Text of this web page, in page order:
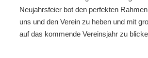
Neujahrsfeier bot den perfekten
uns und den Verein zu heben und mit
auf das kommende Vereinsjahr zu